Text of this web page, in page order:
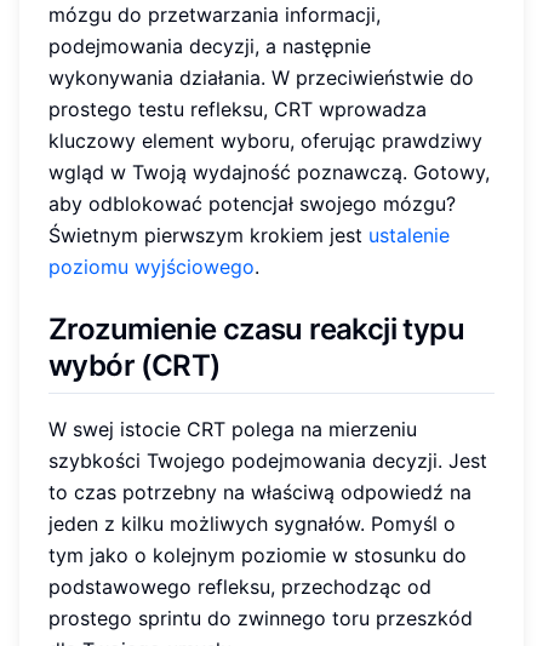
mózgu do przetwarzania informacji,
podejmowania decyzji, a następnie
wykonywania działania. W przeciwieństwie do
prostego testu refleksu, CRT wprowadza
kluczowy element wyboru, oferując prawdziwy
wgląd w Twoją wydajność poznawczą. Gotowy,
aby odblokować potencjał swojego mózgu?
Świetnym pierwszym krokiem jest ustalenie
poziomu wyjściowego.
Zrozumienie czasu reakcji typu
wybór (CRT)
W swej istocie CRT polega na mierzeniu
szybkości Twojego podejmowania decyzji. Jest
to czas potrzebny na właściwą odpowiedź na
jeden z kilku możliwych sygnałów. Pomyśl o
tym jako o kolejnym poziomie w stosunku do
podstawowego refleksu, przechodząc od
prostego sprintu do zwinnego toru przeszkód